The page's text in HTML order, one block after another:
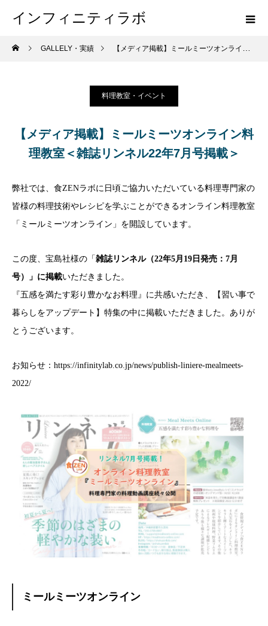
インフィニティラボ
GALLELY・実績 【メディア掲載】ミールミーツオンライン料理教室＜雑誌リンネル22年7月号掲載＞
料理教室・イベント
【メディア掲載】ミールミーツオンライン料
理教室＜雑誌リンネル22年7月号掲載＞
弊社では、食ZENラボに日頃ご協力いただいている料理専門家の
皆様の料理技術やレシピを学ぶことができるオンライン料理教室
「ミールミーツオンライン」を開設しています。
この度、宝島社様の「 雑誌リンネル（22年5月19日発売：7月
号）」に掲載いただきました。
『五感を満たす彩り豊かなお料理』に共感いただき、【習い事で
暮らしをアップデート】特集の中に掲載いただきました。ありが
とうございます。
お知らせ： https://infinitylab.co.jp/news/publish-liniere-mealmeets-
2022/
ミールミーツオンライン